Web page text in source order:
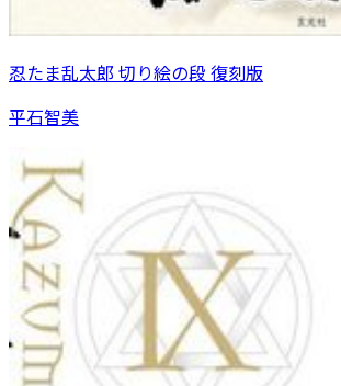
忍たま乱太郎 切り絵の段 復刻版
平石智美